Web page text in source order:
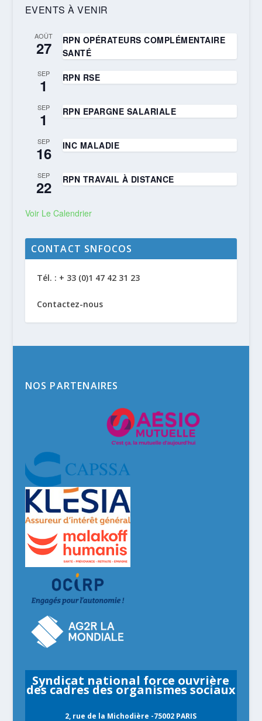
EVENTS À VENIR
AOÛT
27
RPN OPÉRATEURS COMPLÉMENTAIRE
SANTÉ
SEP
1 RPN RSE
SEP
1 RPN EPARGNE SALARIALE
SEP
16 INC MALADIE
SEP
22 RPN TRAVAIL À DISTANCE
Voir Le Calendrier
CONTACT SNFOCOS
Tél. : + 33 (0)1 47 42 31 23
Contactez-nous
NOS PARTENAIRES
Syndicat national force ouvrière
des cadres des organismes sociaux
2, rue de la Michodière -75002 PARIS